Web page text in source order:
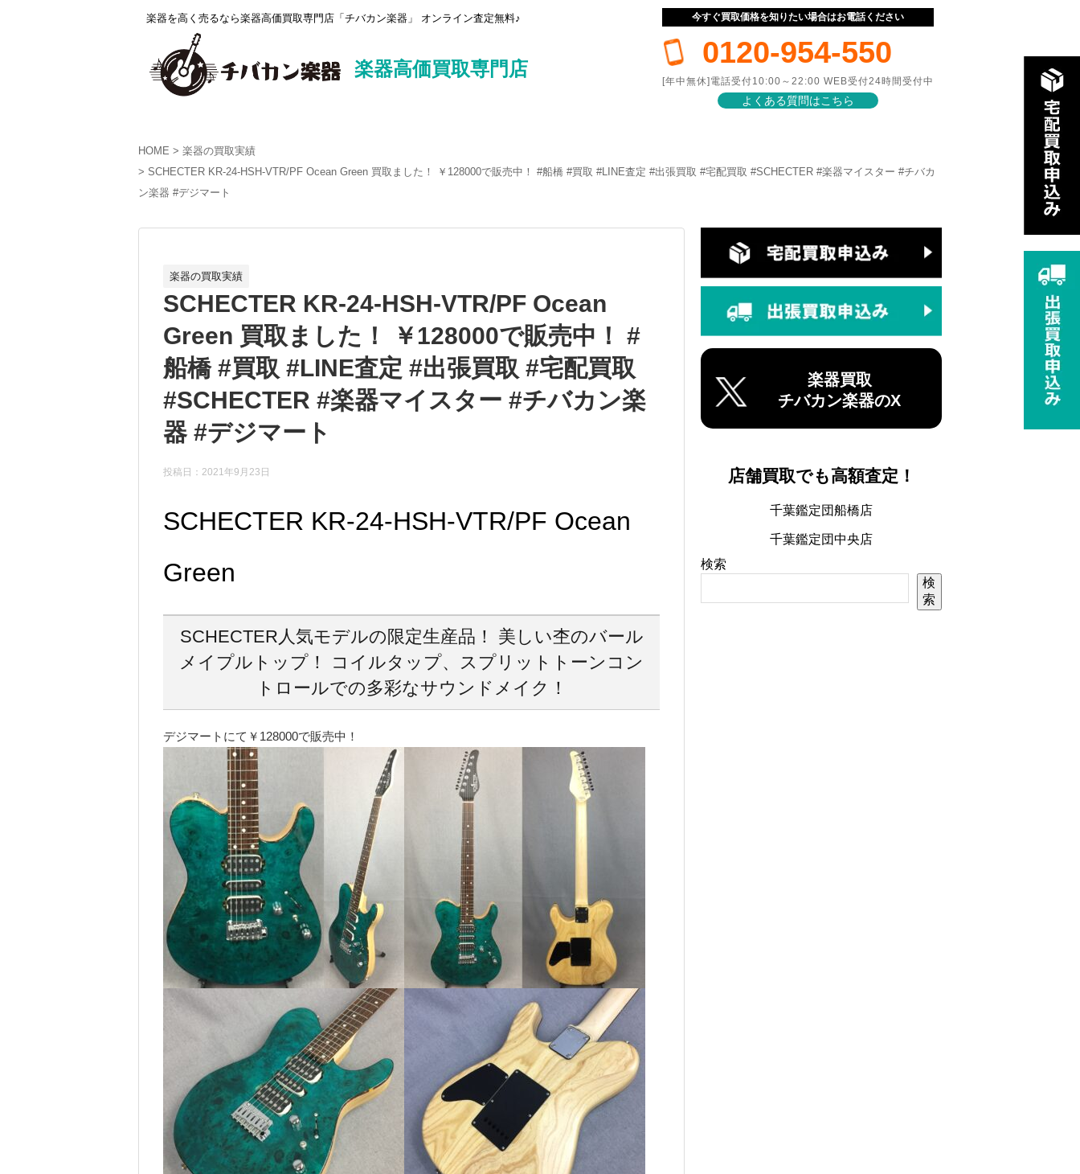
楽器を高く売るなら楽器高価買取専門店「チバカン楽器」 オンライン査定無料♪
楽器高価買取専門店
今すぐ買取価格を知りたい場合はお電話ください
0120-954-550
[年中無休]電話受付10:00～22:00 WEB受付24時間受付中
よくある質問はこちら
HOME
楽器の買取実績
SCHECTER KR-24-HSH-VTR/PF Ocean Green 買取ました！ ￥128000で販売中！ #船橋 #買取 #LINE査定 #出張買取 #宅配買取 #SCHECTER #楽器マイスター #チバカ
ン楽器 #デジマート
楽器の買取実績
SCHECTER KR-24-HSH-VTR/PF Ocean
Green 買取ました！ ￥128000で販売中！ #
船橋 #買取 #LINE査定 #出張買取 #宅配買取
#SCHECTER #楽器マイスター #チバカン楽
器 #デジマート
投稿日： 2021年9月23日
SCHECTER KR-24-HSH-VTR/PF Ocean
Green
SCHECTER人気モデルの限定生産品！ 美しい杢のバール
メイプルトップ！ コイルタップ、スプリットトーンコン
トロールでの多彩なサウンドメイク！
デジマートにて￥128000で販売中！
楽器買取
チバカン楽器のX
店舗買取でも高額査定！
千葉鑑定団船橋店
千葉鑑定団中央店
検索
検
索